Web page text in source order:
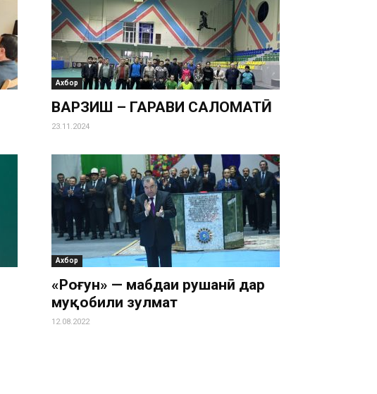
Ахбор
ВАРЗИШ – ГАРАВИ САЛОМАТӢ
23.11.2024
Ахбор
«Роғун» — мабдаи рушанӣ дар
муқобили зулмат
12.08.2022